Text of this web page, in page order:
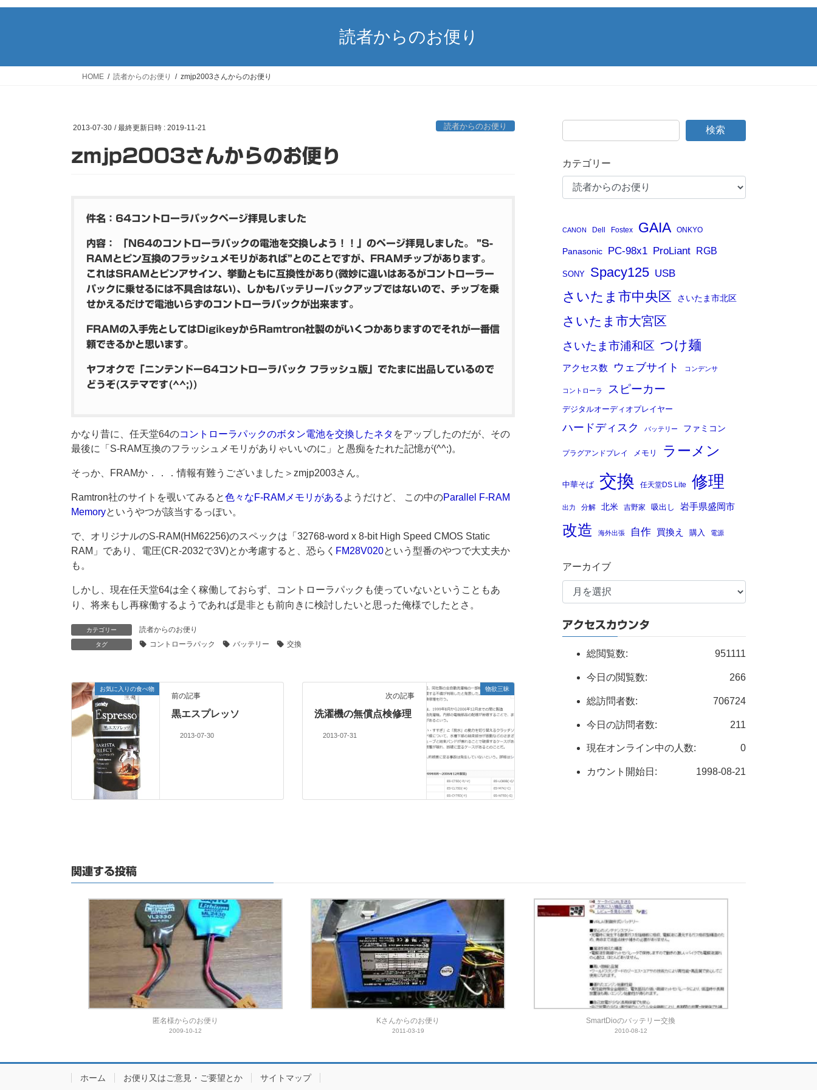
読者からのお便り
HOME 読者からのお便り zmjp2003さんからのお便り
2013-07-30 / 最終更新日時 : 2019-11-21 読者からのお便り
zmjp2003さんからのお便り
件名：64コントローラパックページ拝見しました
内容： 「N64のコントローラパックの電池を交換しよう！！」のページ拝見しました。 ”S-
RAMとピン互換のフラッシュメモリがあれば”とのことですが、FRAMチップがあります。
これはSRAMとピンアサイン、挙動ともに互換性があり(微妙に違いはあるがコントローラー
パックに乗せるには不具合はない)、しかもバッテリーバックアップではないので、チップを乗
せかえるだけで電池いらずのコントローラパックが出来ます。
FRAMの入手先としてはDigikeyからRamtron社製のがいくつかありますのでそれが一番信
頼できるかと思います。
ヤフオクで「ニンテンドー64コントローラパック フラッシュ版」でたまに出品しているので
どうぞ(ステマです(^^;))
かなり昔に、任天堂64のコントローラパックのボタン電池を交換したネタ をアップしたのだが、その
最後に「S-RAM互換のフラッシュメモリがありゃいいのに」と愚痴をたれた記憶が(^^;)。
そっか、FRAMか．．．情報有難うございました＞zmjp2003さん。
Ramtron社のサイトを覗いてみると色々なF-RAMメモリがある ようだけど、 この中のParallel F-RAM
Memoryというやつが該当するっぽい。
で、オリジナルのS-RAM(HM62256)のスペックは「32768-word x 8-bit High Speed CMOS Static
RAM」であり、電圧(CR-2032で3V)とか考慮すると、恐らく FM28V020という型番のやつで大丈夫か
も。
しかし、現在任天堂64は全く稼働しておらず、コントローラパックも使っていないということもあ
り、将来もし再稼働するようであれば是非とも前向きに検討したいと思った俺様でしたとさ。
カテゴリー 読者からのお便り
タグ コントローラパック バッテリー 交換
お気に入りの食べ物
前の記事
黒エスプレッソ
2013-07-30
物欲三昧
次の記事
洗濯機の無償点検修理
2013-07-31
検索
カテゴリー
CANON Dell Fostex GAIA ONKYO
Panasonic PC-98x1 ProLiant RGB
SONY Spacy125 USB
さいたま市中央区 さいたま市北区
さいたま市大宮区
さいたま市浦和区 つけ麺
アクセス数 ウェブサイト コンデンサ
コントローラ スピーカー
デジタルオーディオプレイヤー
ハードディスク バッテリー ファミコン
プラグアンドプレイ メモリ ラーメン
中華そば 交換 任天堂DS Lite 修理
出力 分解 北米 吉野家 吸出し 岩手県盛岡市
改造 海外出張 自作 買換え 購入 電源
アーカイブ
アクセスカウンタ
951111
総閲覧数:
266
今日の閲覧数:
706724
総訪問者数:
211
今日の訪問者数:
0
現在オンライン中の人数:
1998-08-21
カウント開始日:
関連する投稿
匿名様からのお便り
2009-10-12
Kさんからのお便り
2011-03-19
SmartDioのバッテリー交換
2010-08-12
ホーム お便り又はご意見・ご要望とか サイトマップ